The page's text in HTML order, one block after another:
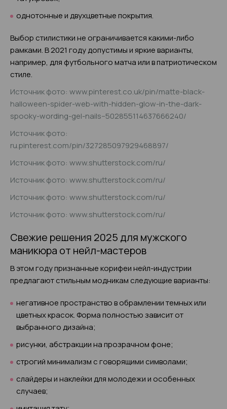
однотонные и двухцветные покрытия.
Выбор стилистики не ограничивается какими-либо
рамками. В 2021 году допустимы и яркие варианты,
например, для футбольного матча или в патриотическом
стиле.
Источник фото: www.pinterest.co.uk/pin/matte-black-
halloween-spider-web-with-hidden-glow-in-the-dark-
spooky-wording-gel-nails--502855114637666240/
Источник фото:
ru.pinterest.com/pin/327285097929468897/
Источник фото: www.shutterstock.com/ru/
Источник фото: www.shutterstock.com/ru/
Источник фото: www.shutterstock.com/ru/
Источник фото: www.shutterstock.com/ru/
Свежие решения 2025 для мужского
маникюра от нейл-мастеров
В этом году признанные корифеи нейл-индустрии
предлагают стильным модникам следующие варианты:
негативное пространство в обрамлении темных или
цветных красок. Форма полностью зависит от
выбранного дизайна;
рисунки, абстракции на прозрачном фоне;
строгий минимализм с говорящими символами;
слайдеры и наклейки для молодежи и особенных
случаев;